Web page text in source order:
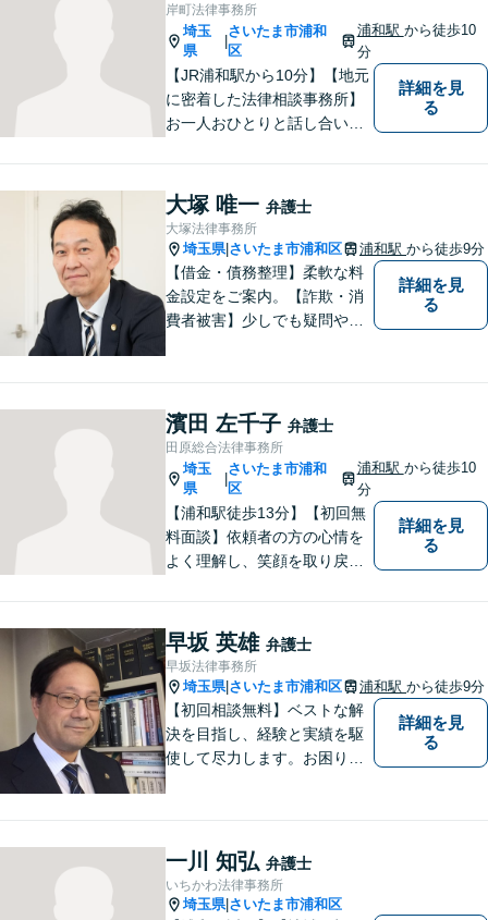
岸町法律事務所
埼玉
県
|
さいたま市浦和
区
浦和駅 から徒歩10
分
【JR浦和駅から10分】【地元
に密着した法律相談事務所】
お一人おひとりと話し合い、
行っております。お役に立て
ることがあれば、ぜひお手伝
いさせてください。【平日21
時まで対応可】
詳細を見
る
大塚 唯一 弁護士
大塚法律事務所
埼玉県| さいたま市浦和区 浦和駅 から徒歩9分
【借金・債務整理】柔軟な料
金設定をご案内。【詐欺・消
費者被害】少しでも疑問や不
【刑事事件】スピーディーな
接見を重視！少年事件は子ど
もたちの将来を見据えてサポ
ート。
詳細を見
る
濱田 左千子 弁護士
田原総合法律事務所
埼玉
県
|
さいたま市浦和
区
浦和駅 から徒歩10
分
【浦和駅徒歩13分】【初回無
料面談】依頼者の方の心情を
よく理解し、笑顔を取り戻す
婚・男女問題／親権／遺産・
相続／交通事故のお困りごと
はお任せください！休日・夜
間にも対応可能◎【駐車場あ
り】
詳細を見
る
早坂 英雄 弁護士
早坂法律事務所
埼玉県| さいたま市浦和区 浦和駅 から徒歩9分
【初回相談無料】ベストな解
決を目指し、経験と実績を駆
使して尽力します。お困りの
詳細を見
る
一川 知弘 弁護士
いちかわ法律事務所
埼玉県| さいたま市浦和区